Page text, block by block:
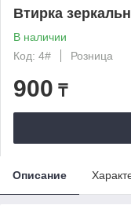
Втирка
В наличии
Код: 4#
Розница
900 ₸
Описание